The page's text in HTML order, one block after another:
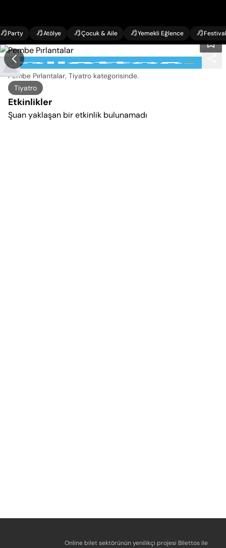
Party Atölye Çocuk & Aile Yemekli Eğlence Festival
Pembe Pırlantalar Etkinlikleri
Pembe Pırlantalar, Tiyatro kategorisinde.
Tiyatro
Etkinlikler
Şuan yaklaşan bir etkinlik bulunamadı
Online bilet sektörünün yenilikçi projesi Bilettos ile